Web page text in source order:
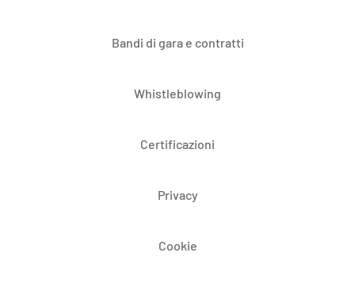
Bandi di gara e contratti
Whistleblowing
Certificazioni
Privacy
Cookie